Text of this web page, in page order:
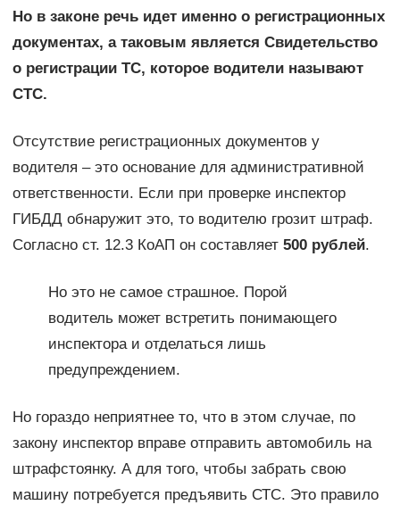
Но в законе речь идет именно о регистрационных
документах, а таковым является Свидетельство
о регистрации ТС, которое водители называют
СТС.
Отсутствие регистрационных документов у
водителя – это основание для административной
ответственности. Если при проверке инспектор
ГИБДД обнаружит это, то водителю грозит штраф.
Согласно ст. 12.3 КоАП он составляет 500 рублей.
Но это не самое страшное. Порой
водитель может встретить понимающего
инспектора и отделаться лишь
предупреждением.
Но гораздо неприятнее то, что в этом случае, по
закону инспектор вправе отправить автомобиль на
штрафстоянку. А для того, чтобы забрать свою
машину потребуется предъявить СТС. Это правило